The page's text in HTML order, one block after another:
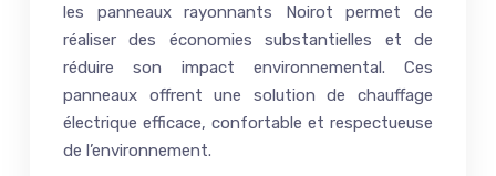
les panneaux rayonnants Noirot permet de
réaliser des économies substantielles et de
réduire son impact environnemental. Ces
panneaux offrent une solution de chauffage
électrique efficace, confortable et respectueuse
de l’environnement.